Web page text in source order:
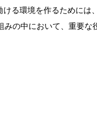
る環境を作るために
の中において、重要